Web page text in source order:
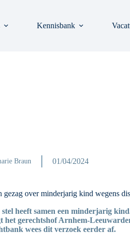
Kennisbank
Braun 01/04/2024
gezag over minderjarig kind wegens
stel heeft samen een minderjarig
het gerechtshof Arnhem-
wees dit verzoek eerder af.